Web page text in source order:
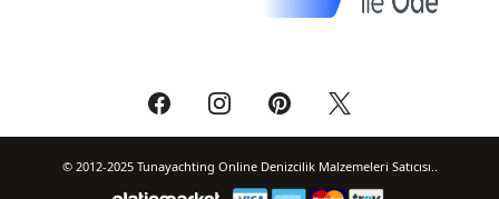
© 2012-2025 Tunayachting Online Denizcilik Malzemeleri Satıcısı..